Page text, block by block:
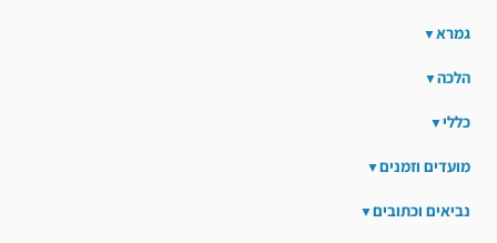
גמרא
הלכה
כללי
מועדים וזמנים
נביאים וכתובים